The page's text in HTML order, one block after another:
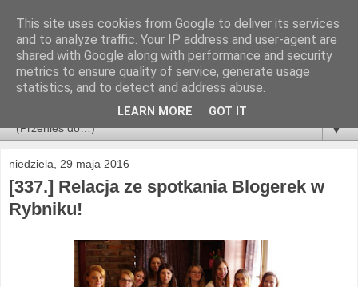
▼
niedziela, 29 maja 2016
[337.] Relacja ze spotkania Blogerek w
Rybniku!
This site uses cookies from Google to deliver its services
and to analyze traffic. Your IP address and user-agent are
shared with Google along with performance and security
metrics to ensure quality of service, generate usage
statistics, and to detect and address abuse.
LEARN MORE GOT IT